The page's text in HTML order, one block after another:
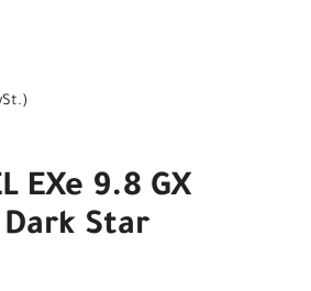
EXe 9.8 GX
Dark Star